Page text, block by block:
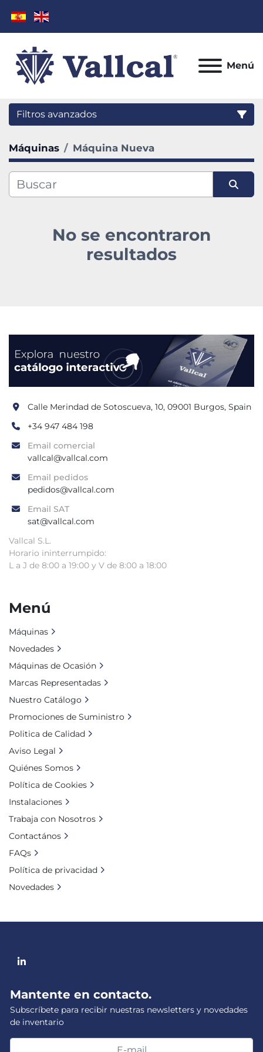
Menú
Filtros avanzados
Categoría
Fabricante
Máquinas Máquina Nueva
No se encontraron
resultados
linkedin
Mantente en contacto.
Subscríbete para recibir nuestras newsletters y novedades
de inventario
Calle Merindad de Sotoscueva, 10, 09001 Burgos, Spain
+34 947 484 198
Email comercial
vallcal@vallcal.com
Email pedidos
pedidos@vallcal.com
Email SAT
sat@vallcal.com
Vallcal S.L.
Horario ininterrumpido:
L a J de 8:00 a 19:00 y V de 8:00 a 18:00
Menú
Máquinas
Novedades
Máquinas de Ocasión
Marcas Representadas
Nuestro Catálogo
Promociones de Suministro
Politica de Calidad
Aviso Legal
Quiénes Somos
Política de Cookies
Instalaciones
Trabaja con Nosotros
Contactános
FAQs
Política de privacidad
Novedades